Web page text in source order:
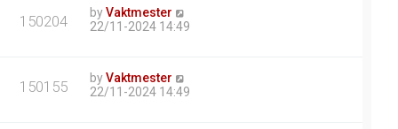
150204 byVaktmester
22/11-2024 14:49
150155 byVaktmester
22/11-2024 14:49